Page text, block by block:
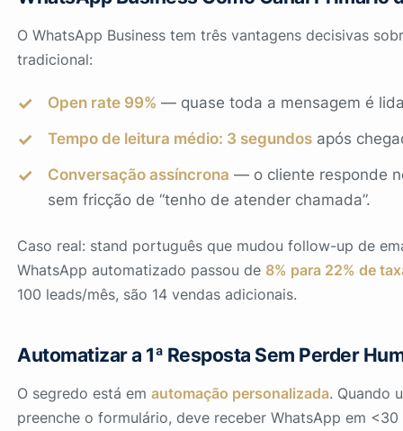
O WhatsApp Business tem três vantagens decisivas
tradicional:
Open rate 99% — quase toda a mensagem é
Tempo de leitura médio: 3 segundosapós
Conversação assíncrona — o cliente responde
sem fricção de “tenho de atender chamada”.
Caso real: stand português que mudou follow-up de
WhatsApp automatizado passou de 8% para 22% de
100 leads/mês, são 14 vendas adicionais.
Automatizar a 1ª Resposta Sem Perder
O segredo está emautomação personalizada. Quando
preenche o formulário, deve receber WhatsApp em